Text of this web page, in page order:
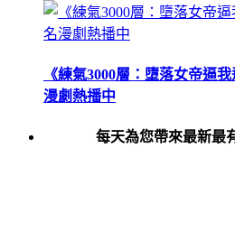
《練氣3000層：墮落女帝逼
漫劇熱播中
每天為您帶來最新最